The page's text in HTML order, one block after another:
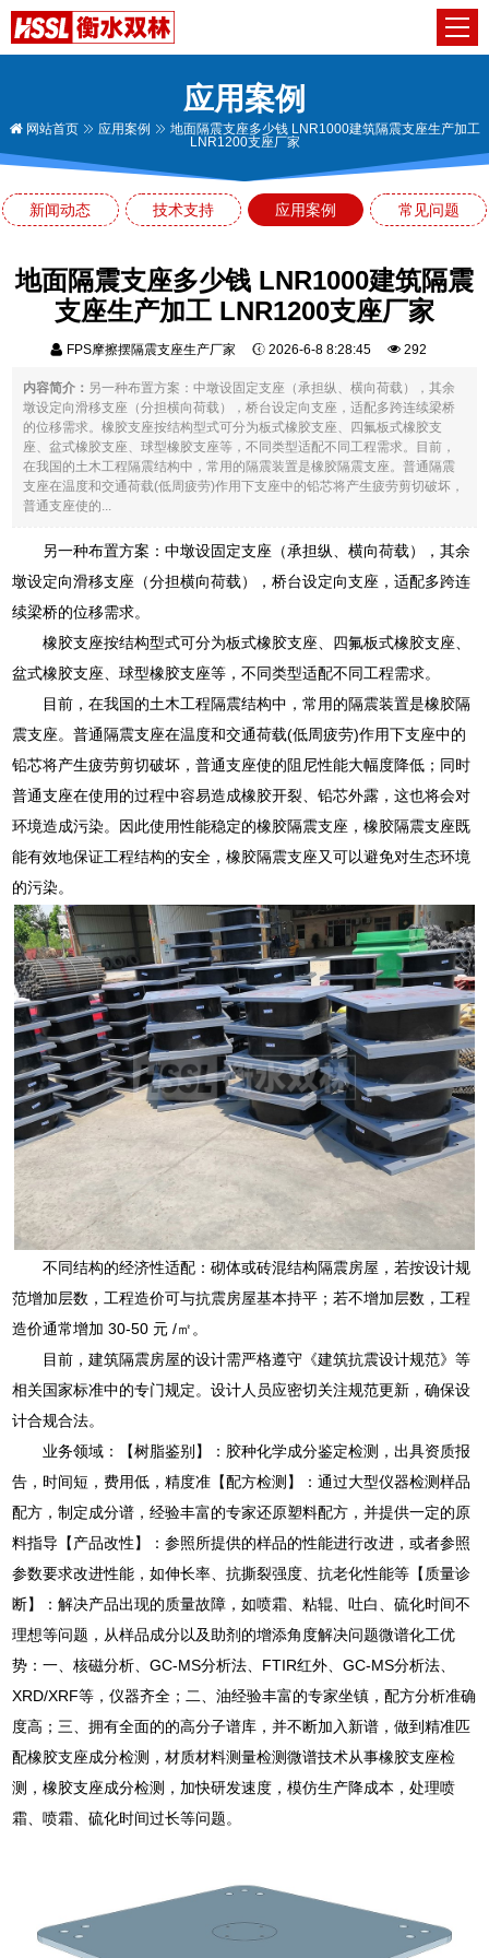
应用案例
网站首页 应用案例
地面隔震支座多少钱 LNR1000建筑隔震支座生产加工
LNR1200支座厂家
新闻动态 技术支持 应用案例 常见问题
地面隔震支座多少钱 LNR1000建筑隔震
支座生产加工 LNR1200支座厂家
FPS摩擦摆隔震支座生产厂家 2026-6-8 8:28:45 292
内容简介： 另一种布置方案：中墩设固定支座（承担纵、横向荷载），其余
墩设定向滑移支座（分担横向荷载），桥台设定向支座，适配多跨连续梁桥
的位移需求。橡胶支座按结构型式可分为板式橡胶支座、四氟板式橡胶支
座、盆式橡胶支座、球型橡胶支座等，不同类型适配不同工程需求。目前，
在我国的土木工程隔震结构中，常用的隔震装置是橡胶隔震支座。普通隔震
支座在温度和交通荷载(低周疲劳)作用下支座中的铅芯将产生疲劳剪切破坏，
普通支座使的...
另一种布置方案：中墩设固定支座（承担纵、横向荷载），其余
墩设定向滑移支座（分担横向荷载），桥台设定向支座，适配多跨连
续梁桥的位移需求。
橡胶支座按结构型式可分为板式橡胶支座、四氟板式橡胶支座、
盆式橡胶支座、球型橡胶支座等，不同类型适配不同工程需求。
目前，在我国的土木工程隔震结构中，常用的隔震装置是橡胶隔
震支座。普通隔震支座在温度和交通荷载(低周疲劳)作用下支座中的
铅芯将产生疲劳剪切破坏，普通支座使的阻尼性能大幅度降低；同时
普通支座在使用的过程中容易造成橡胶开裂、铅芯外露，这也将会对
环境造成污染。因此使用性能稳定的橡胶隔震支座，橡胶隔震支座既
能有效地保证工程结构的安全，橡胶隔震支座又可以避免对生态环境
的污染。
不同结构的经济性适配：砌体或砖混结构隔震房屋，若按设计规
范增加层数，工程造价可与抗震房屋基本持平；若不增加层数，工程
造价通常增加 30-50 元 /㎡。
目前，建筑隔震房屋的设计需严格遵守《建筑抗震设计规范》等
相关国家标准中的专门规定。设计人员应密切关注规范更新，确保设
计合规合法。
业务领域：【树脂鉴别】：胶种化学成分鉴定检测，出具资质报
告，时间短，费用低，精度准【配方检测】：通过大型仪器检测样品
配方，制定成分谱，经验丰富的专家还原塑料配方，并提供一定的原
料指导【产品改性】：参照所提供的样品的性能进行改进，或者参照
参数要求改进性能，如伸长率、抗撕裂强度、抗老化性能等【质量诊
断】：解决产品出现的质量故障，如喷霜、粘辊、吐白、硫化时间不
理想等问题，从样品成分以及助剂的增添角度解决问题微谱化工优
势：一、核磁分析、GC-MS分析法、FTIR红外、GC-MS分析法、
XRD/XRF等，仪器齐全；二、油经验丰富的专家坐镇，配方分析准确
度高；三、拥有全面的的高分子谱库，并不断加入新谱，做到精准匹
配橡胶支座成分检测，材质材料测量检测微谱技术从事橡胶支座检
测，橡胶支座成分检测，加快研发速度，模仿生产降成本，处理喷
霜、喷霜、硫化时间过长等问题。